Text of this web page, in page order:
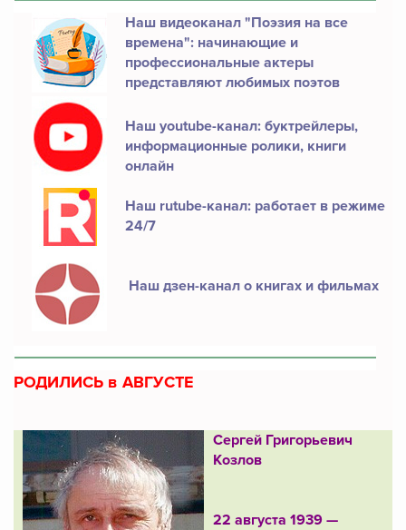
Наш видеоканал "Поэзия на все
времена": начинающие и
профессиональные актеры
представляют любимых поэтов
Наш youtube-канал: буктрейлеры,
информационные ролики, книги
онлайн
Наш rutube-канал: работает в режиме
24/7
Наш дзен-канал о книгах и фильмах
РОДИЛИСЬ в АВГУСТЕ
Сергей Григорьевич
Козлов
22 августа 1939 —